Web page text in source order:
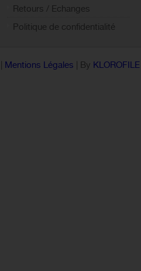
Retours / Echanges
Politique de confidentialité
Mentions Légales | By KLOROFILE